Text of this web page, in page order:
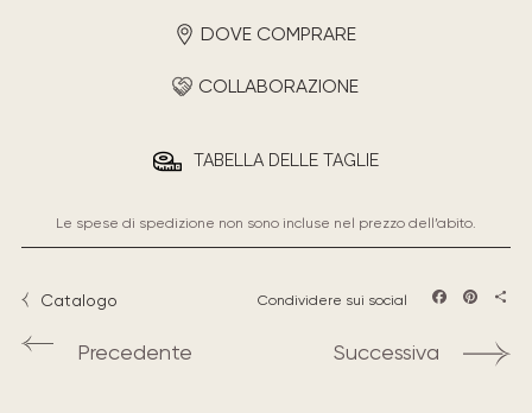
DOVE COMPRARE
COLLABORAZIONE
TABELLA DELLE TAGLIE
Le spese di spedizione non sono incluse nel prezzo dell’abito.
Catalogo Condividere sui social
Precedente Successiva